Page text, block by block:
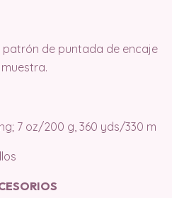
patrón de puntada de encaje
7 oz/200 g, 360 yds/330 m